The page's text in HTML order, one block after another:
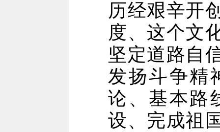
历经艰辛开
度、这个文
坚定道路自
发扬斗争精
论、基本路
设、完成祖